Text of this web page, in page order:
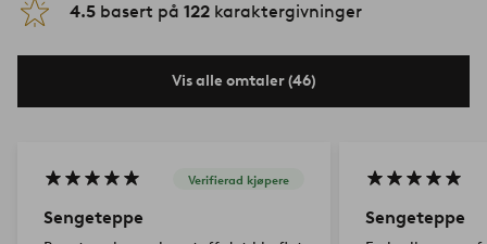
4.5 basert på 122 karaktergivninger
Vis alle omtaler (46)
Verifierad kjøpere
Sengeteppe Sengeteppe